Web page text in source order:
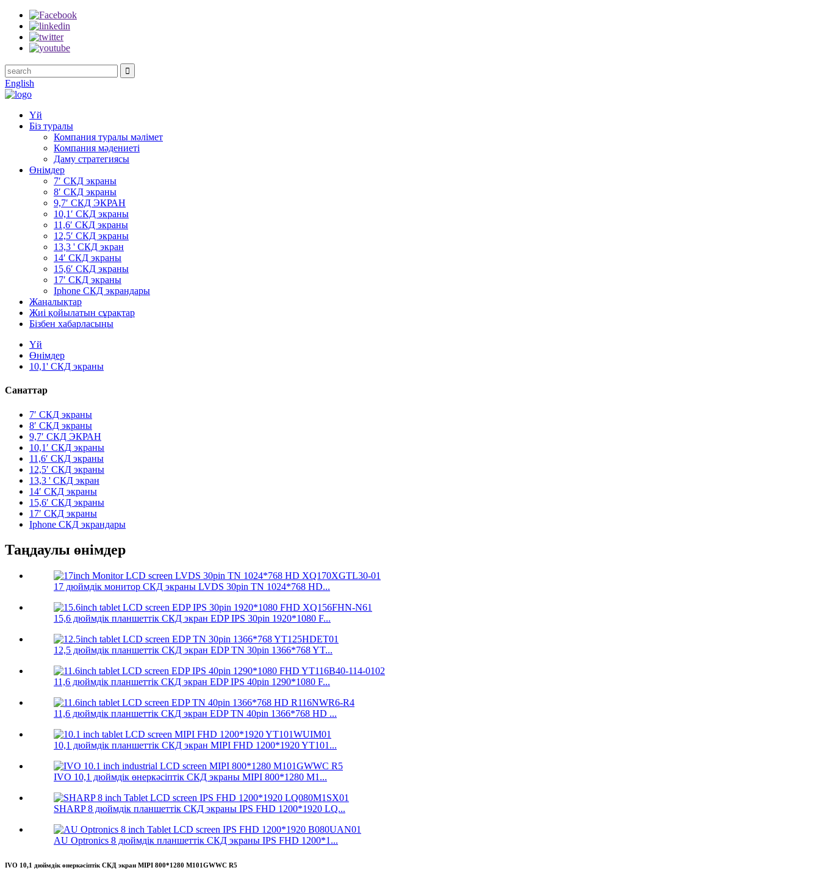
English
Үй
Біз туралы
Компания туралы мәлімет
Компания мәдениеті
Даму стратегиясы
Өнімдер
7′ СКД экраны
8′ СКД экраны
9,7′ СКД ЭКРАН
10,1′ СКД экраны
11,6′ СКД экраны
12,5′ СКД экраны
13,3 ' СКД экран
14′ СКД экраны
15,6′ СКД экраны
17′ СКД экраны
Iphone СКД экрандары
Жаңалықтар
Жиі қойылатын сұрақтар
Бізбен хабарласыңы
Үй
Өнімдер
10,1' СКД экраны
Санаттар
7′ СКД экраны
8′ СКД экраны
9,7′ СКД ЭКРАН
10,1′ СКД экраны
11,6′ СКД экраны
12,5′ СКД экраны
13,3 ' СКД экран
14′ СКД экраны
15,6′ СКД экраны
17′ СКД экраны
Iphone СКД экрандары
Таңдаулы өнімдер
17 дюймдік монитор СКД экраны LVDS 30pin TN 1024*768 HD...
15,6 дюймдік планшеттік СКД экран EDP IPS 30pin 1920*1080 F...
12,5 дюймдік планшеттік СКД экран EDP TN 30pin 1366*768 YT...
11,6 дюймдік планшеттік СКД экран EDP IPS 40pin 1290*1080 F...
11,6 дюймдік планшеттік СКД экран EDP TN 40pin 1366*768 HD ...
10,1 дюймдік планшеттік СКД экран MIPI FHD 1200*1920 YT101...
IVO 10,1 дюймдік өнеркәсіптік СКД экраны MIPI 800*1280 M1...
SHARP 8 дюймдік планшеттік СКД экраны IPS FHD 1200*1920 LQ...
AU Optronics 8 дюймдік планшеттік СКД экраны IPS FHD 1200*1...
IVO 10,1 дюймдік өнеркәсіптік СКД экран MIPI 800*1280 M101GWWC R5